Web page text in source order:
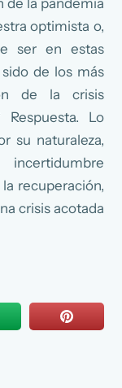
de la pandemia
optimista o,
ser en estas
de los más
de la crisis
Lo
su naturaleza,
recuperación,
crisis acotada